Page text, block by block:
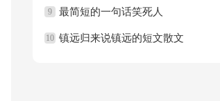
9 最简短的一句话笑死人
10 镇远归来说镇远的短文散文